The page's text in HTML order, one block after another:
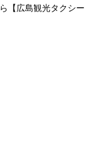
【広島観光タクシー